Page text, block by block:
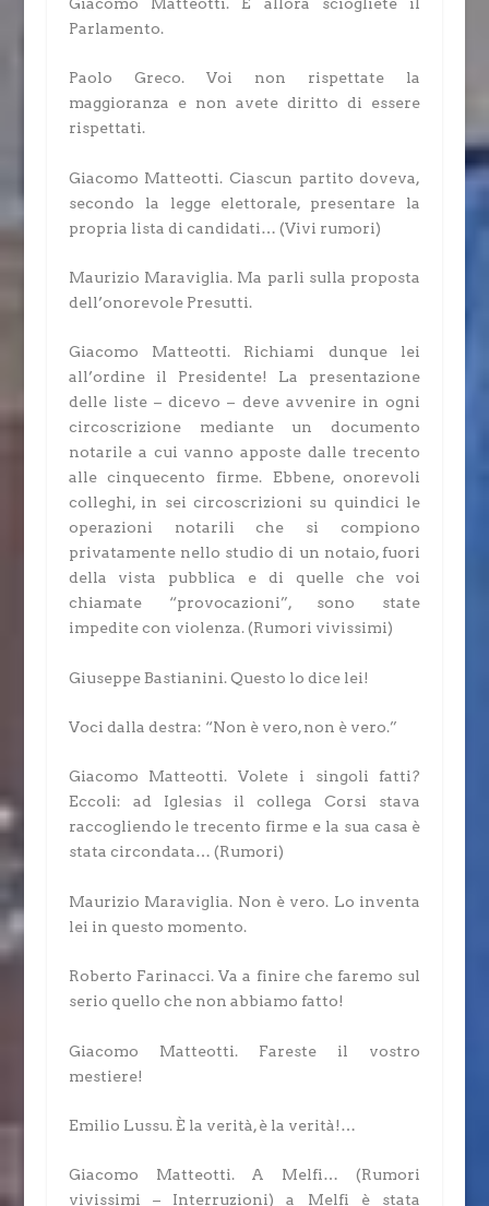
Parlamento.
Paolo Greco.Voi non rispettate la
maggioranza e non avete diritto di essere
rispettati.
Giacomo Matteotti. Ciascun partito doveva,
secondo la legge elettorale, presentare la
propria lista di candidati… (Vivi rumori)
Maurizio Maraviglia.Ma parli sulla proposta
dell’onorevole Presutti.
Giacomo Matteotti. Richiami dunque lei
all’ordine il Presidente! La presentazione
delle liste – dicevo – deve avvenire in ogni
circoscrizione mediante un documento
notarile a cui vanno apposte dalle trecento
alle cinquecento firme. Ebbene, onorevoli
colleghi, in sei circoscrizioni su quindici le
operazioni notarili che si compiono
privatamente nello studio di un notaio, fuori
della vista pubblica e di quelle che voi
chiamate “provocazioni”, sono state
impedite con violenza.(Rumori vivissimi)
Giuseppe Bastianini.Questo lo dice lei!
Voci dalla destra: “Non è vero, non è vero.”
Giacomo Matteotti. Volete i singoli fatti?
Eccoli: ad Iglesias il collega Corsi stava
raccogliendo le trecento firme e la sua casa è
stata circondata… (Rumori)
Maurizio Maraviglia. Non è vero. Lo inventa
lei in questo momento.
Roberto Farinacci.Va a finire che faremo sul
serio quello che non abbiamo fatto!
Giacomo Matteotti.Fareste il vostro
mestiere!
Emilio Lussu.È la verità, è la verità!…
Giacomo Matteotti.A Melfi…(Rumori
vivissimi – Interruzioni) a Melfi è stata